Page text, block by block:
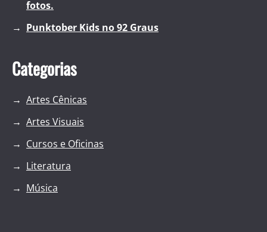
fotos.
Punktober Kids no 92 Graus
Categorias
Artes Cênicas
Artes Visuais
Cursos e Oficinas
Literatura
Música